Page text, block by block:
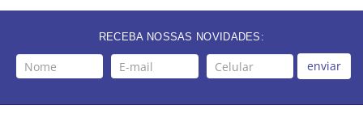
RECEBA NOSSAS NOVIDADES:
enviar